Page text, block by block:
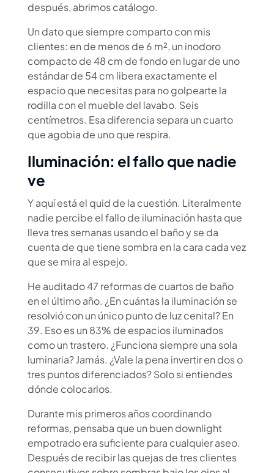
después, abrimos catálogo.
Un dato que siempre comparto con mis
clientes: en de menos de 6 m², un inodoro
compacto de 48 cm de fondo en lugar de uno
estándar de 54 cm libera exactamente el
espacio que necesitas para no golpearte la
rodilla con el mueble del lavabo. Seis
centímetros. Esa diferencia separa un cuarto
que agobia de uno que respira.
Iluminación: el fallo que nadie
ve
Y aquí está el quid de la cuestión. Literalmente
nadie percibe el fallo de iluminación hasta que
lleva tres semanas usando el baño y se da
cuenta de que tiene sombra en la cara cada vez
que se mira al espejo.
He auditado 47 reformas de cuartos de baño
en el último año. ¿En cuántas la iluminación se
resolvió con un único punto de luz cenital? En
39. Eso es un 83% de espacios iluminados
como un trastero. ¿Funciona siempre una sola
luminaria? Jamás. ¿Vale la pena invertir en dos o
tres puntos diferenciados? Solo si entiendes
dónde colocarlos.
Durante mis primeros años coordinando
reformas, pensaba que un buen downlight
empotrado era suficiente para cualquier aseo.
Después de recibir las quejas de tres clientes